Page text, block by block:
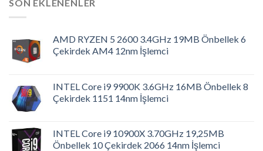
SON EKLENENLER
AMD RYZEN 5 2600 3.4GHz 19MB Önbellek 6
Çekirdek AM4 12nm İşlemci
INTEL Core i9 9900K 3.6GHz 16MB Önbellek 8
Çekirdek 1151 14nm İşlemci
INTEL Core i9 10900X 3.70GHz 19,25MB
Önbellek 10 Çekirdek 2066 14nm İşlemci